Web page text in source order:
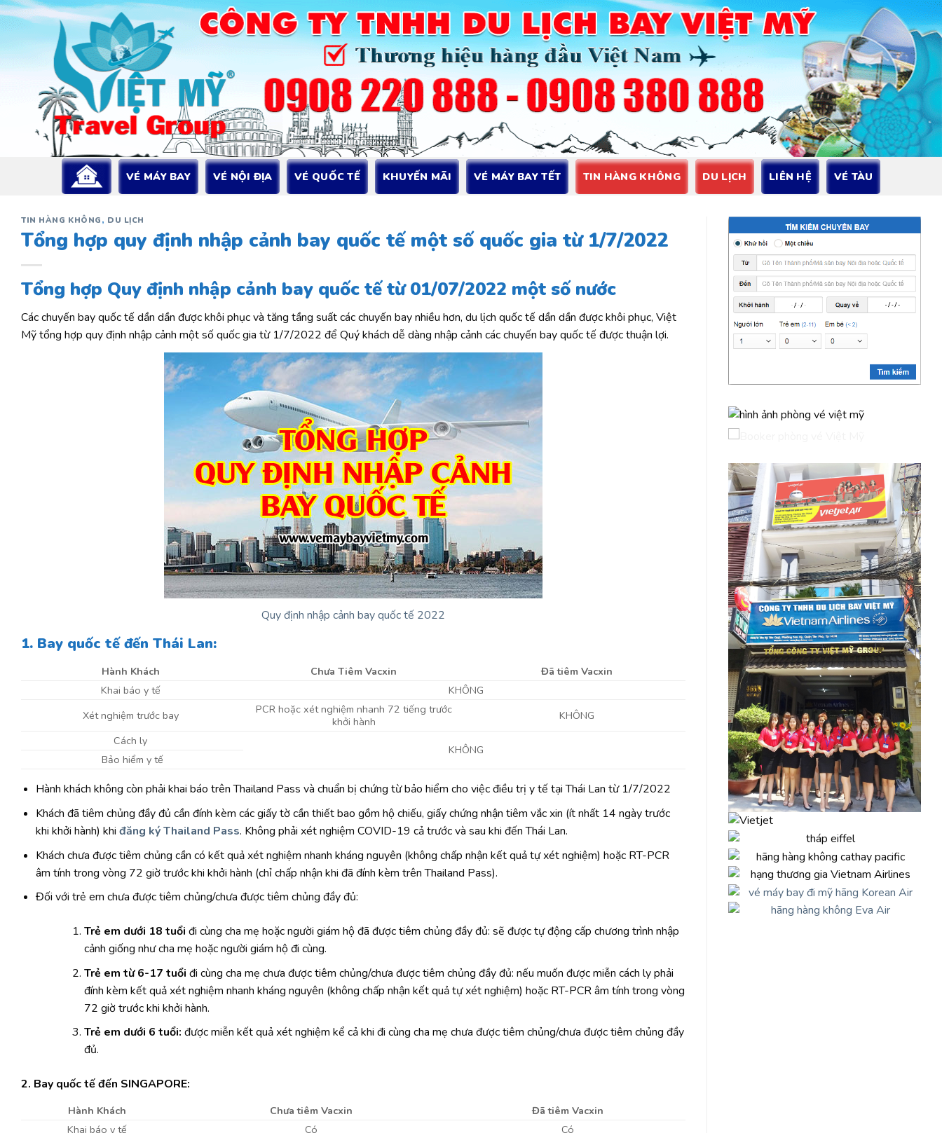
Bỏ
dung
VÉ MÁY BAY VÉ NỘI ĐỊA VÉ QUỐC TẾ KHUYẾN MÃI VÉ MÁY BAY TẾT TIN HÀNG KHÔNG DU LỊCH LIÊN HỆ VÉ TÀU
TIN HÀNG KHÔNG , DU LỊCH
Tổng hợp quy định nhập cảnh bay quốc tế một số quốc gia từ 1/7/2022
Tổng hợp Quy định nhập cảnh bay quốc tế từ 01/07/2022 một số nước
Các chuyến bay quốc tế dần dần được khôi phục và tăng tầng suất các chuyến bay nhiều hơn, du lịch quốc tế dần dần được khôi phục, Việt
Mỹ tổng hợp quy định nhập cảnh một số quốc gia từ 1/7/2022 để Quý khách dễ dàng nhập cảnh các chuyến bay quốc tế được thuận lợi.
Quy định nhập cảnh bay quốc tế 2022
1. Bay quốc tế đến Thái Lan:
Hành Khách Chưa Tiêm Vacxin
Đã tiêm Vacxin
Khai báo y tế
KHÔNG
Xét nghiệm trước bay
PCR hoặc xét nghiệm nhanh 72 tiếng trước
khởi hành
KHÔNG
Cách ly
KHÔNG
Bảo hiểm y tế
Hành khách không còn phải khai báo trên Thailand Pass và chuẩn bị chứng từ bảo hiểm cho việc điều trị y tế tại Thái Lan từ 1/7/2022
Khách đã tiêm chủng đầy đủ cần đính kèm các giấy tờ cần thiết bao gồm hộ chiếu, giấy chứng nhận tiêm vắc xin (ít nhất 14 ngày trước
khi khởi hành) khi đăng ký Thailand Pass. Không phải xét nghiệm COVID-19 cả trước và sau khi đến Thái Lan.
Khách chưa được tiêm chủng cần có kết quả xét nghiệm nhanh kháng nguyên (không chấp nhận kết quả tự xét nghiệm) hoặc RT-PCR
âm tính trong vòng 72 giờ trước khi khởi hành (chỉ chấp nhận khi đã đính kèm trên Thailand Pass).
Đối với trẻ em chưa được tiêm chủng/chưa được tiêm chủng đầy đủ:
Trẻ em dưới 18 tuổi đi cùng cha mẹ hoặc người giám hộ đã được tiêm chủng đầy đủ: sẽ được tự động cấp chương trình nhập
cảnh giống như cha mẹ hoặc người giám hộ đi cùng.
Trẻ em từ 6-17 tuổi đi cùng cha mẹ chưa được tiêm chủng/chưa được tiêm chủng đầy đủ: nếu muốn được miễn cách ly phải
đính kèm kết quả xét nghiệm nhanh kháng nguyên (không chấp nhận kết quả tự xét nghiệm) hoặc RT-PCR âm tính trong vòng
72 giờ trước khi khởi hành.
Trẻ em dưới 6 tuổi: được miễn kết quả xét nghiệm kể cả khi đi cùng cha mẹ chưa được tiêm chủng/chưa được tiêm chủng đầy
đủ.
2. Bay quốc tế đến SINGAPORE:
Hành Khách Chưa tiêm Vacxin
Đã tiêm Vacxin
Khai báo y tế
Có
Có